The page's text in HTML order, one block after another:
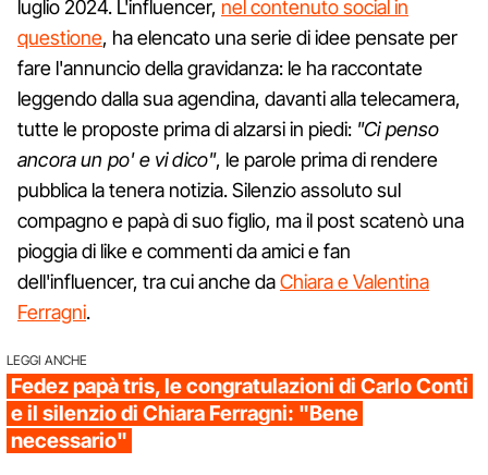
luglio 2024. L'influencer, nel contenuto social in
questione, ha elencato una serie di idee pensate per
fare l'annuncio della gravidanza: le ha raccontate
leggendo dalla sua agendina, davanti alla telecamera,
tutte le proposte prima di alzarsi in piedi: "Ci penso
ancora un po' e vi dico", le parole prima di rendere
pubblica la tenera notizia. Silenzio assoluto sul
compagno e papà di suo figlio, ma il post scatenò una
pioggia di like e commenti da amici e fan
dell'influencer, tra cui anche daChiara e Valentina
Ferragni.
LEGGI ANCHE
Fedez papà tris, le congratulazioni di Carlo Conti
e il silenzio di Chiara Ferragni: "Bene
necessario"